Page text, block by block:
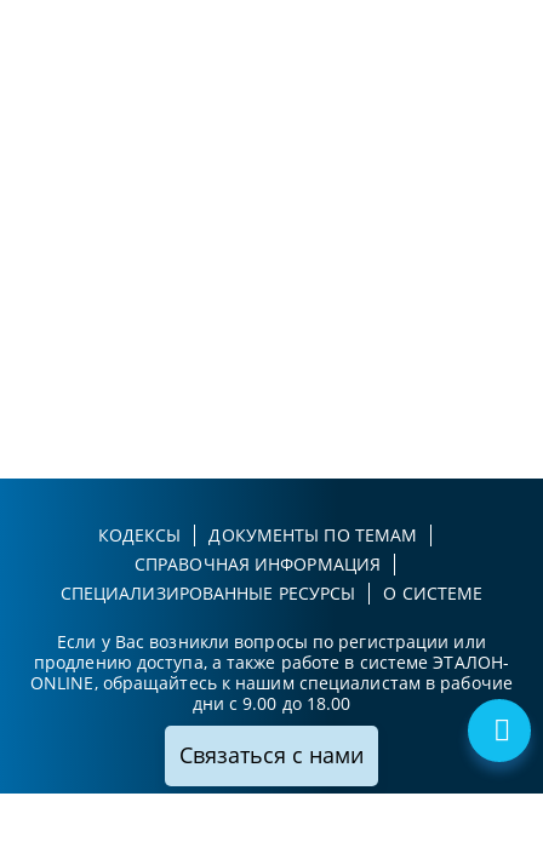
КОДЕКСЫ
ДОКУМЕНТЫ ПО ТЕМАМ
СПРАВОЧНАЯ ИНФОРМАЦИЯ
СПЕЦИАЛИЗИРОВАННЫЕ РЕСУРСЫ
О СИСТЕМЕ
Если у Вас возникли вопросы по регистрации или
продлению доступа, а также работе в системе ЭТАЛОН-
ONLINE, обращайтесь к нашим специалистам в рабочие
дни с 9.00 до 18.00
Связаться с нами